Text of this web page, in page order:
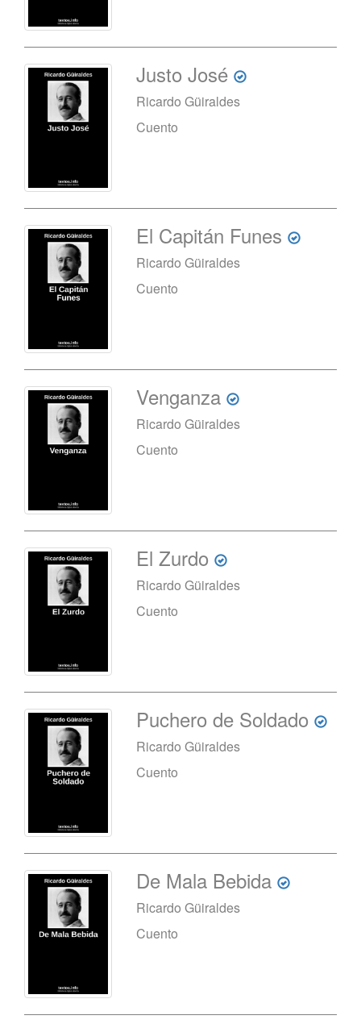
Justo José
Ricardo Güiraldes
Cuento
El Capitán Funes
Ricardo Güiraldes
Cuento
Venganza
Ricardo Güiraldes
Cuento
El Zurdo
Ricardo Güiraldes
Cuento
Puchero de Soldado
Ricardo Güiraldes
Cuento
De Mala Bebida
Ricardo Güiraldes
Cuento